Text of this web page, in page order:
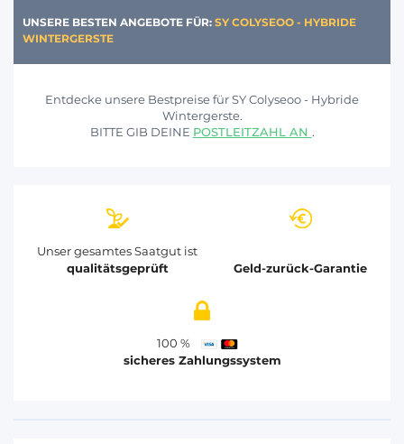
UNSERE BESTEN ANGEBOTE FÜR: SY COLYSEOO - HYBRIDE
WINTERGERSTE
Entdecke unsere Bestpreise für SY Colyseoo - Hybride
Wintergerste.
BITTE GIB DEINE POSTLEITZAHL AN .
Unser gesamtes Saatgut ist
qualitätsgeprüft
Geld-zurück-Garantie
100 %
sicheres Zahlungssystem